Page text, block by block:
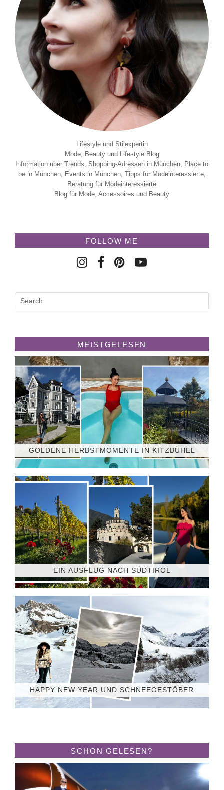
Lifestyle und Stilexpertin
Mode, Beauty und Lifestyle Blog
Information über Trends, Shopping-Adressen in München, Place to
be in München, Events in München, Tipps für Modeinteressierte,
Beratung für Modeinteressierte
Blog für Mode, Accessoires und Beauty
FOLLOW ME
MEISTGELESEN
GOLDENE HERBSTMOMENTE IN KITZBÜHEL
EIN AUSFLUG NACH SÜDTIROL
HAPPY NEW YEAR UND SCHNEEGESTÖBER
SCHON GELESEN?